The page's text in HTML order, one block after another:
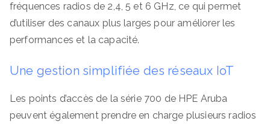
fréquences radios de 2,4, 5 et 6 GHz, ce qui permet
d’utiliser des canaux plus larges pour améliorer les
performances et la capacité.
Une gestion simplifiée des réseaux IoT
Les points d’accès de la série 700 de HPE Aruba
peuvent également prendre en charge plusieurs radios